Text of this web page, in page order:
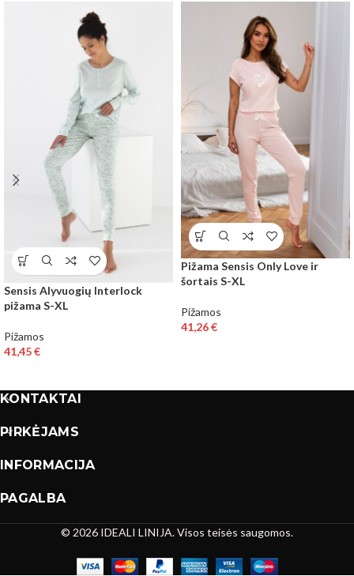
Sensis Alyvuogių Interlock
pižama S-XL
Pižamos
41,45€
Pižama Sensis Only Love ir
šortais S-XL
Pižamos
41,26€
KONTAKTAI
PIRKĖJAMS
INFORMACIJA
PAGALBA
© 2026 IDEALI LINIJA. Visos teisės saugomos.